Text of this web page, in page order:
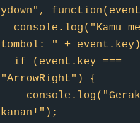
ydown",
console.log("Kamu
tombol: " +
if (event.key ===
"ArrowRight") {
kanan!");